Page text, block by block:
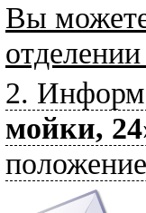
Вы
2.
мойки, 24